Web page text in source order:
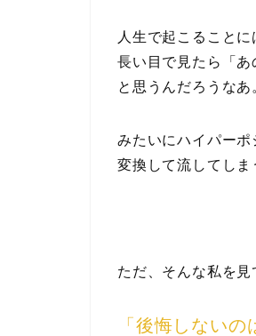
人生で起こること
長い目で見たら「
と思うんだろうなあ
みたいにハイパーポ
変換して流してしま
ただ、そんな私を見
「後悔しないの